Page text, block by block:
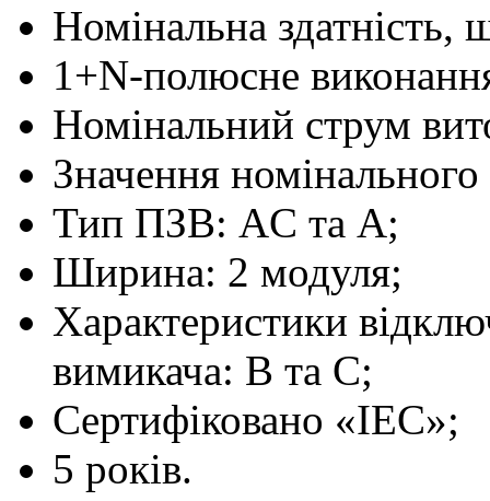
Номінальна
1+N-полюсне
Номінальний струм
Значення
Тип ПЗВ: AC та A;
Ширина: 2 модуля;
Характеристики
вимикача: B та C;
Сертифіковано «ІЕС»;
5 років.